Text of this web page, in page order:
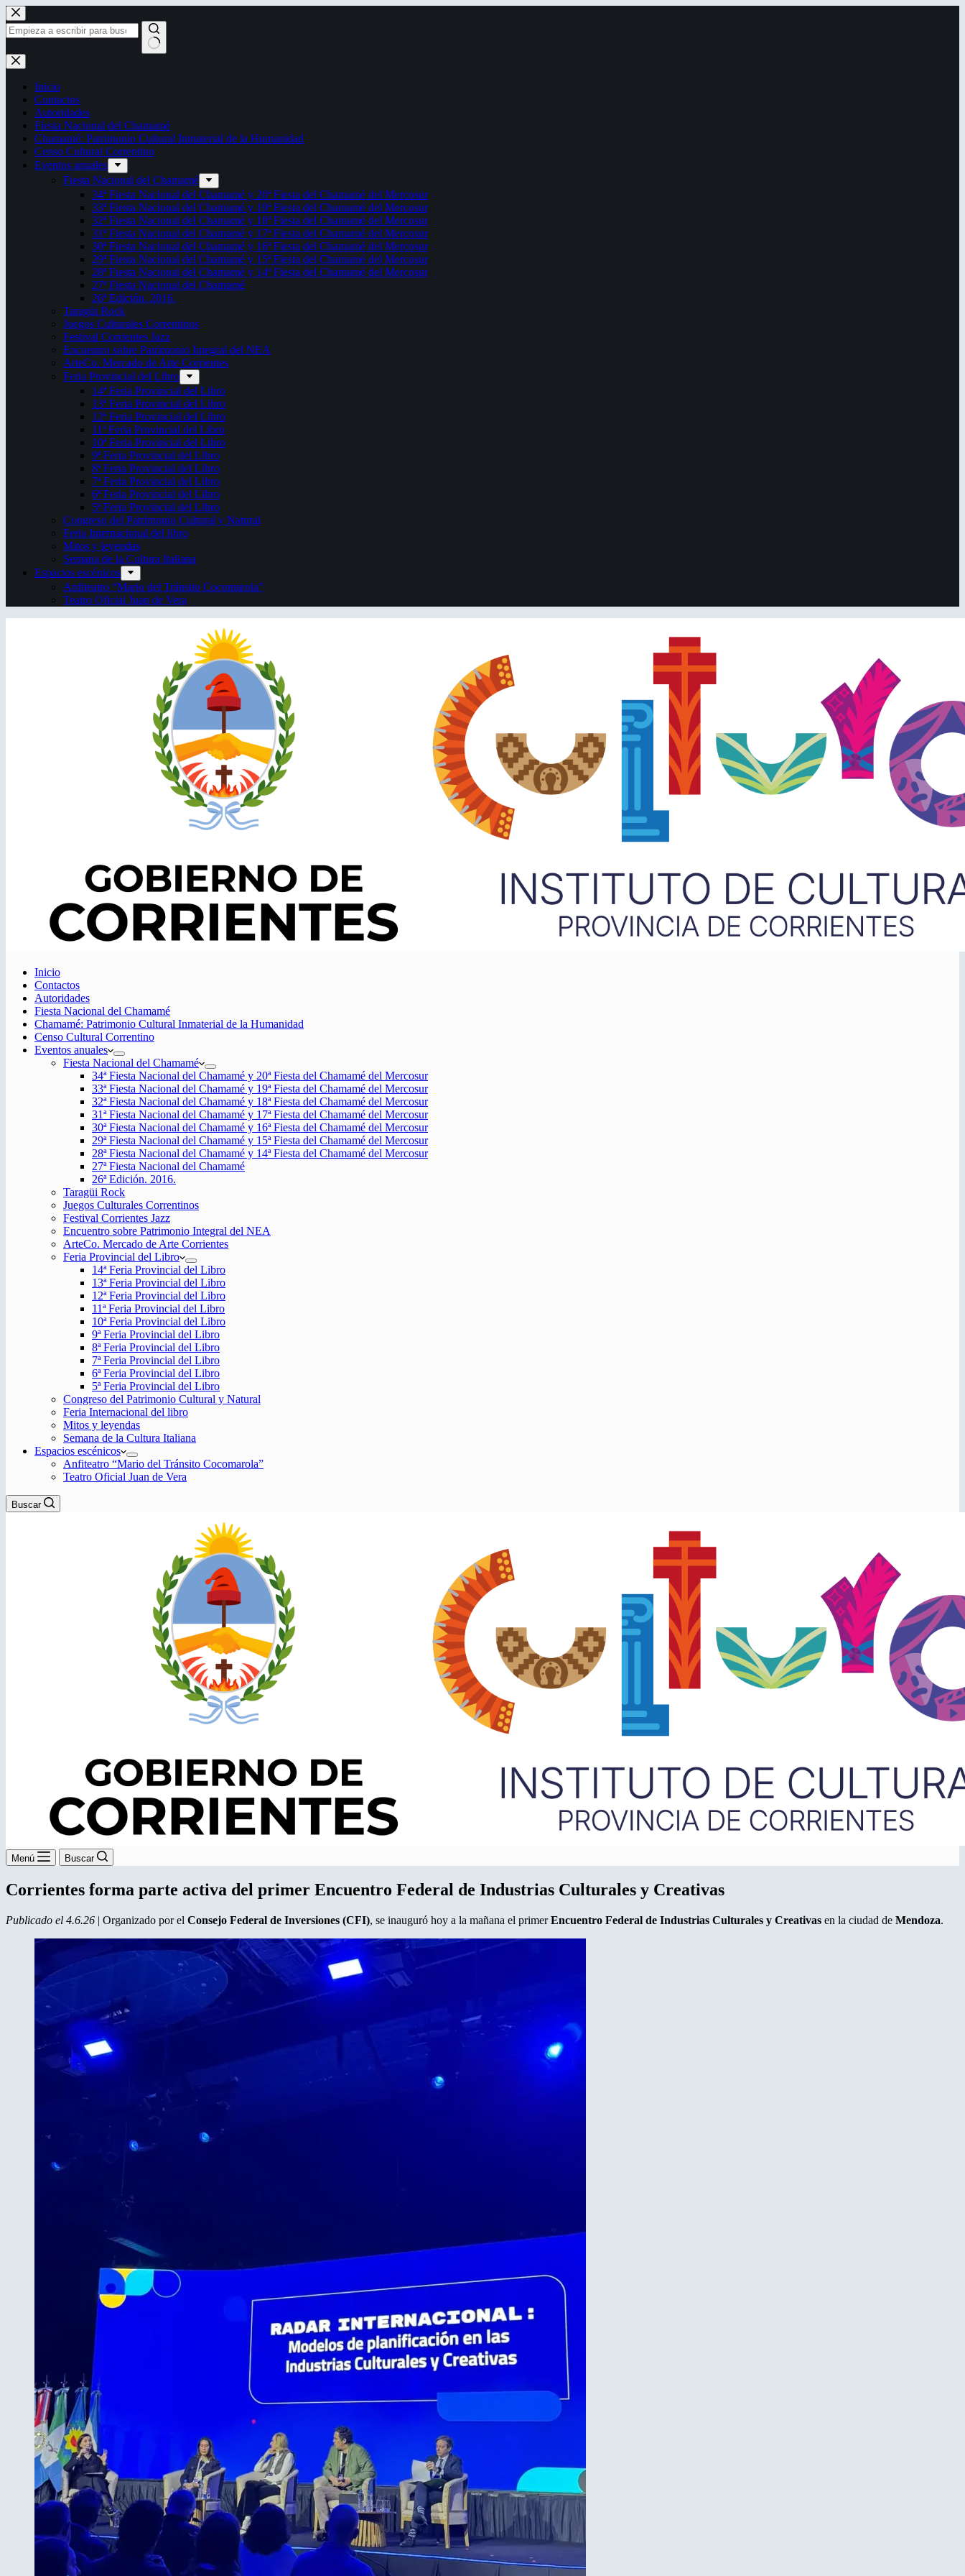
Saltar
al
contenido
Sin
resultados
Inicio
Contactos
Autoridades
Fiesta Nacional del Chamamé
Chamamé: Patrimonio Cultural Inmaterial de la Humanidad
Censo Cultural Correntino
Eventos anuales
Fiesta Nacional del Chamamé
34ª Fiesta Nacional del Chamamé y 20ª Fiesta del Chamamé del Mercosur
33ª Fiesta Nacional del Chamamé y 19ª Fiesta del Chamamé del Mercosur
32ª Fiesta Nacional del Chamamé y 18ª Fiesta del Chamamé del Mercosur
31ª Fiesta Nacional del Chamamé y 17ª Fiesta del Chamamé del Mercosur
30ª Fiesta Nacional del Chamamé y 16ª Fiesta del Chamamé del Mercosur
29ª Fiesta Nacional del Chamamé y 15ª Fiesta del Chamamé del Mercosur
28ª Fiesta Nacional del Chamamé y 14ª Fiesta del Chamamé del Mercosur
27ª Fiesta Nacional del Chamamé
26ª Edición. 2016.
Taragüi Rock
Juegos Culturales Correntinos
Festival Corrientes Jazz
Encuentro sobre Patrimonio Integral del NEA
ArteCo. Mercado de Arte Corrientes
Feria Provincial del Libro
14ª Feria Provincial del Libro
13ª Feria Provincial del Libro
12ª Feria Provincial del Libro
11ª Feria Provincial del Libro
10ª Feria Provincial del Libro
9ª Feria Provincial del Libro
8ª Feria Provincial del Libro
7ª Feria Provincial del Libro
6ª Feria Provincial del Libro
5ª Feria Provincial del Libro
Congreso del Patrimonio Cultural y Natural
Feria Internacional del libro
Mitos y leyendas
Semana de la Cultura Italiana
Espacios escénicos
Anfiteatro “Mario del Tránsito Cocomarola”
Teatro Oficial Juan de Vera
Inicio
Contactos
Autoridades
Fiesta Nacional del Chamamé
Chamamé: Patrimonio Cultural Inmaterial de la Humanidad
Censo Cultural Correntino
Eventos anuales
Fiesta Nacional del Chamamé
34ª Fiesta Nacional del Chamamé y 20ª Fiesta del Chamamé del Mercosur
33ª Fiesta Nacional del Chamamé y 19ª Fiesta del Chamamé del Mercosur
32ª Fiesta Nacional del Chamamé y 18ª Fiesta del Chamamé del Mercosur
31ª Fiesta Nacional del Chamamé y 17ª Fiesta del Chamamé del Mercosur
30ª Fiesta Nacional del Chamamé y 16ª Fiesta del Chamamé del Mercosur
29ª Fiesta Nacional del Chamamé y 15ª Fiesta del Chamamé del Mercosur
28ª Fiesta Nacional del Chamamé y 14ª Fiesta del Chamamé del Mercosur
27ª Fiesta Nacional del Chamamé
26ª Edición. 2016.
Taragüi Rock
Juegos Culturales Correntinos
Festival Corrientes Jazz
Encuentro sobre Patrimonio Integral del NEA
ArteCo. Mercado de Arte Corrientes
Feria Provincial del Libro
14ª Feria Provincial del Libro
13ª Feria Provincial del Libro
12ª Feria Provincial del Libro
11ª Feria Provincial del Libro
10ª Feria Provincial del Libro
9ª Feria Provincial del Libro
8ª Feria Provincial del Libro
7ª Feria Provincial del Libro
6ª Feria Provincial del Libro
5ª Feria Provincial del Libro
Congreso del Patrimonio Cultural y Natural
Feria Internacional del libro
Mitos y leyendas
Semana de la Cultura Italiana
Espacios escénicos
Anfiteatro “Mario del Tránsito Cocomarola”
Teatro Oficial Juan de Vera
Buscar
Menú Buscar
Corrientes forma parte activa del primer Encuentro Federal de Industrias Culturales y Creativas
Publicado el 4.6.26 | Organizado por el Consejo Federal de Inversiones (CFI), se inauguró hoy a la mañana el primerEncuentro Federal de Industrias Culturales y Creativas en la ciudad de Mendoza.